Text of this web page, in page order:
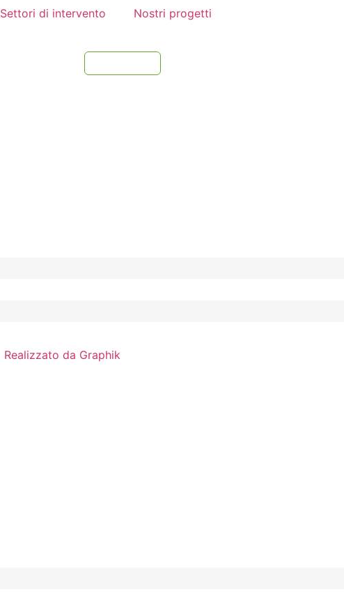
Settori di intervento Nostri progetti
Realizzato da Graphik